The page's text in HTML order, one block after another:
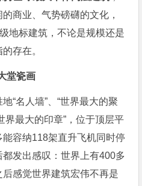
商业、气势磅礴的文化，
地标建筑，不论是规模还是
存在。
堂瓷画
“名人墙”、“世界最大的聚
界最大的印章”，位于顶层平
容纳118架直升飞机同时停
发出感叹：世界上有400多
感觉世界建筑宏伟不再是